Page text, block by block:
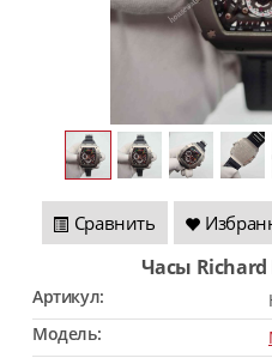
Сравнить
Часы
Артикул:
Модель: